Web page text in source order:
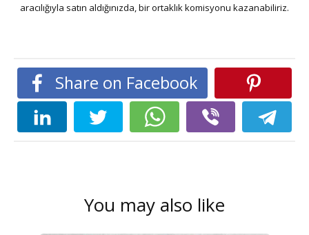
aracılığıyla satın aldığınızda, bir ortaklık komisyonu kazanabiliriz.
Share on Facebook
You may also like